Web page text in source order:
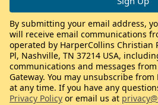
By submitting your email address,
will receive email communications
operated by HarperCollins Christian
Pl, Nashville, TN 37214 USA,
communications and messages
Gateway. You may unsubscribe from
at any time. If you have any
Privacy Policy or email us at